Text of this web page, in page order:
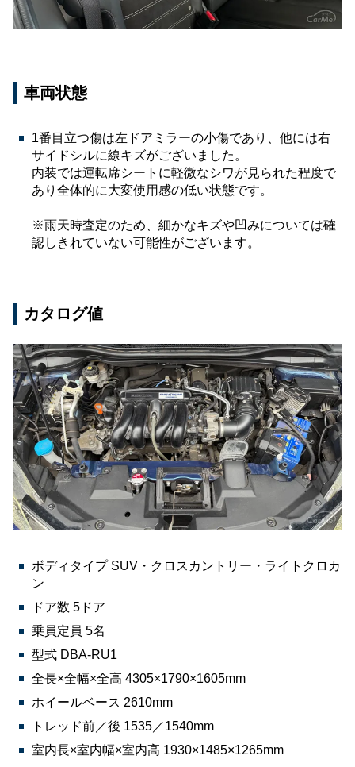
車両状態
1番目立つ傷は左ドアミラーの小傷であり、他には右
サイドシルに線キズがございました。
内装では運転席シートに軽微なシワが見られた程度で
あり全体的に大変使用感の低い状態です。
※雨天時査定のため、細かなキズや凹みについては確
認しきれていない可能性がございます。
カタログ値
ボディタイプ SUV・クロスカントリー・ライトクロカ
ン
ドア数 5ドア
乗員定員 5名
型式 DBA-RU1
全長×全幅×全高 4305×1790×1605mm
ホイールベース 2610mm
トレッド前／後 1535／1540mm
室内長×室内幅×室内高 1930×1485×1265mm